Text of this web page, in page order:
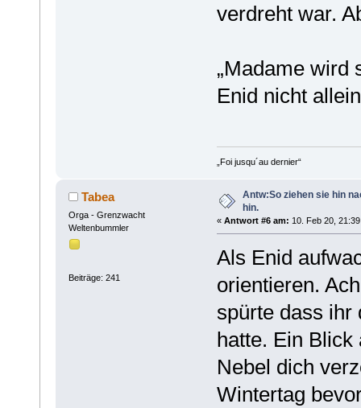
verdreht war.
„Madame wird
Enid nicht
„Foi jusqu´au dernier“
Tabea
Orga - Grenzwacht
Weltenbummler
Beiträge: 241
Antw:So ziehen sie hin
hin.
« Antwort #6 am: 10. Feb 20,
Als Enid
orientieren.
spürte dass ihr
hatte. Ein Blick
Nebel dich
Wintertag